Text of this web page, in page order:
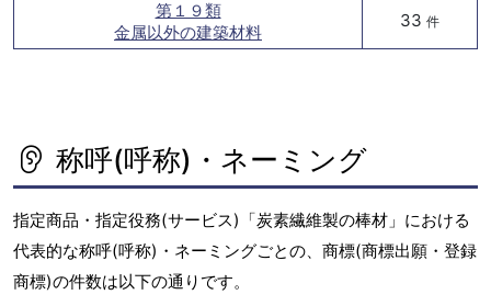
第１９類
金属以外の建築材料
33 件
称呼(呼称)・ネーミング
指定商品・指定役務(サービス)「炭素繊維製の棒材」における
代表的な称呼(呼称)・ネーミングごとの、商標(商標出願・登録
商標)の件数は以下の通りです。